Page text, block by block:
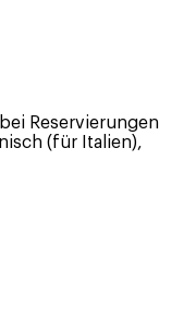
Reservierungen
(für Italien),